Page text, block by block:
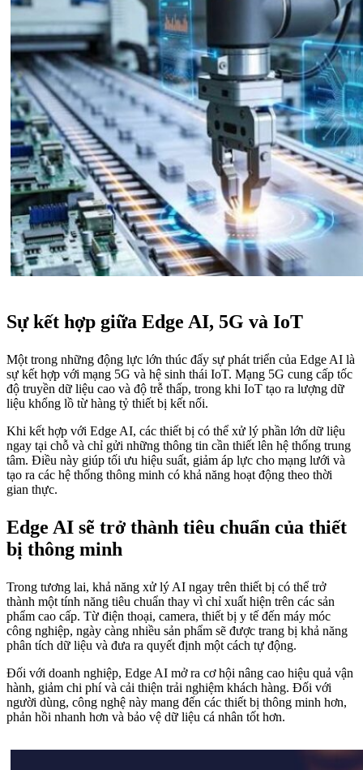
Sự kết hợp giữa Edge AI, 5G và IoT
Một trong những động lực lớn thúc đẩy sự phát triển của Edge AI là
sự kết hợp với mạng 5G và hệ sinh thái IoT. Mạng 5G cung cấp tốc
độ truyền dữ liệu cao và độ trễ thấp, trong khi IoT tạo ra lượng dữ
liệu khổng lồ từ hàng tỷ thiết bị kết nối.
Khi kết hợp với Edge AI, các thiết bị có thể xử lý phần lớn dữ liệu
ngay tại chỗ và chỉ gửi những thông tin cần thiết lên hệ thống trung
tâm. Điều này giúp tối ưu hiệu suất, giảm áp lực cho mạng lưới và
tạo ra các hệ thống thông minh có khả năng hoạt động theo thời
gian thực.
Edge AI sẽ trở thành tiêu chuẩn của thiết
bị thông minh
Trong tương lai, khả năng xử lý AI ngay trên thiết bị có thể trở
thành một tính năng tiêu chuẩn thay vì chỉ xuất hiện trên các sản
phẩm cao cấp. Từ điện thoại, camera, thiết bị y tế đến máy móc
công nghiệp, ngày càng nhiều sản phẩm sẽ được trang bị khả năng
phân tích dữ liệu và đưa ra quyết định một cách tự động.
Đối với doanh nghiệp, Edge AI mở ra cơ hội nâng cao hiệu quả vận
hành, giảm chi phí và cải thiện trải nghiệm khách hàng. Đối với
người dùng, công nghệ này mang đến các thiết bị thông minh hơn,
phản hồi nhanh hơn và bảo vệ dữ liệu cá nhân tốt hơn.